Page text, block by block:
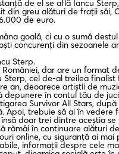
de el se află Iancu
greu alături de frații
de euro.
goală, ci cu o sumă
concurenți din
Sterp.
dar are un format
cel de-al treilea
an, deoarece artiștii de
depunere în contul tău de
Survivor All Stars,
trebuie să ai în
doar trei dintre aceștia
în continuare alături
online, cu siguranță ai
informații despre cele